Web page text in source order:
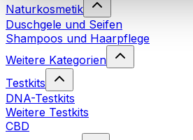
Naturkosmetik
Duschgele und Seifen
Shampoos und Haarpflege
Weitere Kategorien
Testkits
DNA-Testkits
Weitere Testkits
CBD